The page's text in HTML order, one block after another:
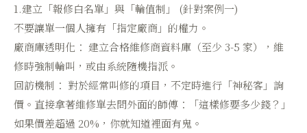
1.建立「報修白名單」與「輪值制」 (針對案例一)
不要讓單一個人擁有「指定廠商」的權力。
廠商庫透明化： 建立合格維修商資料庫（至少 3-5 家），維
修時強制輪叫，或由系統隨機指派。
回訪機制： 對於經常叫修的項目，不定時進行「神秘客」詢
價。直接拿著維修單去問外面的師傅：「這樣修要多少錢？」
如果價差超過 20%，你就知道裡面有鬼。